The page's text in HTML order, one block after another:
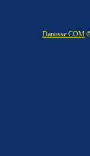
Danosse.COM